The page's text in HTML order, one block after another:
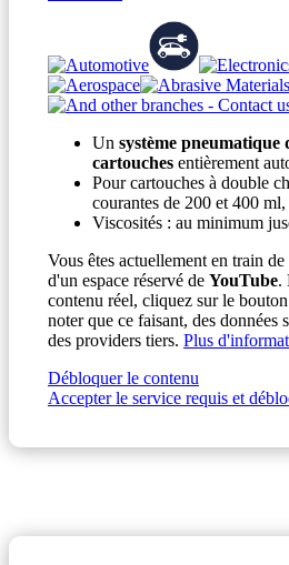
Un système pneumatique
cartouches entièrement
Pour cartouches à double
courantes de 200 et 400
Viscosités : au minimum
Vous êtes actuellement en train
d'un espace réservé de YouTube.
contenu réel, cliquez sur le
noter que ce faisant, des données
des providers tiers. Plus
Débloquer le contenu
Accepter le service requis et